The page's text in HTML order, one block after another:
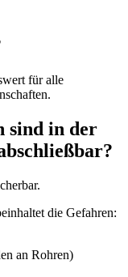
für alle
sind in der
die Gefahren:
an Rohren)